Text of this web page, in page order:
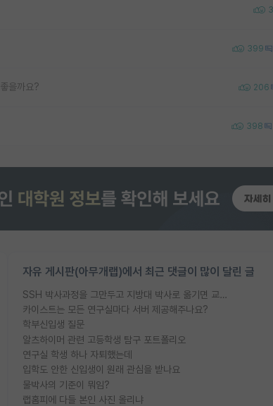
3
399
을까요? 206
398
자유 게시판(아무개랩)에서 최근 댓글이 많이 달린 글
SSH 박사과정을 그만두고 지방대 박사로 옮기면 교수의 꿈은 끝일까요?
카이스트는 모든 연구실마다 서버 제공해주나요?
학부신입생 질문
알츠하이머 관련 고등학생 탐구 포트폴리오
연구실 학생 하나 자퇴했는데
입학도 안한 신입생이 원래 관심을 받나요
물박사의 기준이 뭐임?
랩홈피에 다들 본인 사진 올리냐